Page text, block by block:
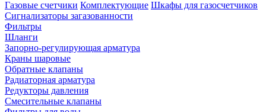
Газовые счетчики Комплектующие Шкафы для газосчетчиков
Сигнализаторы загазованности
Фильтры
Шланги
Запорно-регулирующая арматура
Краны шаровые
Обратные клапаны
Радиаторная арматура
Редукторы давления
Смесительные клапаны